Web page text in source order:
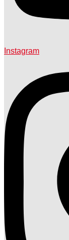
Instagram